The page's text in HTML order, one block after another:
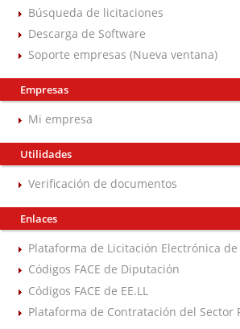
Búsqueda de licitaciones
Descarga de Software
Soporte empresas (Nueva ventana)
Empresas
Mi empresa
Utilidades
Verificación de documentos
Enlaces
Plataforma de Licitación Electrónica de
Códigos FACE de Diputación
Códigos FACE de EE.LL
Plataforma de Contratación del Sector